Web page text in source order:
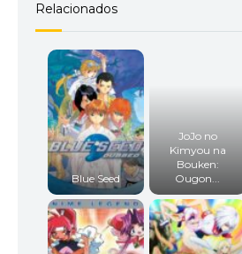
Relacionados
Blue Seed
JoJo no
Kimyou na
Bouken:
Ougon...